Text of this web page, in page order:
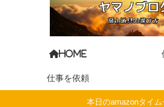
HOME
仕事を依頼
本日のamazonタイム